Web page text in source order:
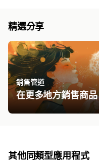
精選分享
銷售管道
在更多地方銷售商品
其他同類型應用程式